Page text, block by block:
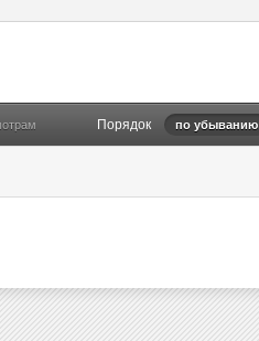
Порядок по убыванию